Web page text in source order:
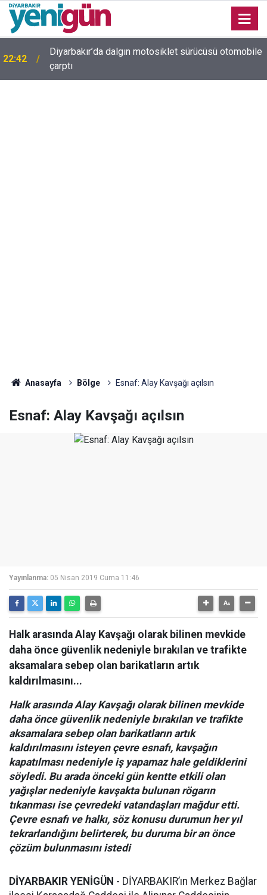
22:37
Diyarbakır trafiğinde şaşırtan görüntü: Dönüp dönüp
baktılar
Anasayfa Bölge Esnaf: Alay Kavşağı açılsın
Esnaf: Alay Kavşağı açılsın
Yayınlanma: 05 Nisan 2019 Cuma 11:46
Halk arasında Alay Kavşağı olarak bilinen mevkide
daha önce güvenlik nedeniyle bırakılan ve trafikte
aksamalara sebep olan barikatların artık
kaldırılmasını...
Halk arasında Alay Kavşağı olarak bilinen mevkide
daha önce güvenlik nedeniyle bırakılan ve trafikte
aksamalara sebep olan barikatların artık
kaldırılmasını isteyen çevre esnafı, kavşağın
kapatılması nedeniyle iş yapamaz hale geldiklerini
söyledi. Bu arada önceki gün kentte etkili olan
yağışlar nedeniyle kavşakta bulunan rögarın
tıkanması ise çevredeki vatandaşları mağdur etti.
Çevre esnafı ve halkı, söz konusu durumun her yıl
tekrarlandığını belirterek, bu duruma bir an önce
çözüm bulunmasını istedi
DİYARBAKIR YENİGÜN - DİYARBAKIR’ın Merkez Bağlar